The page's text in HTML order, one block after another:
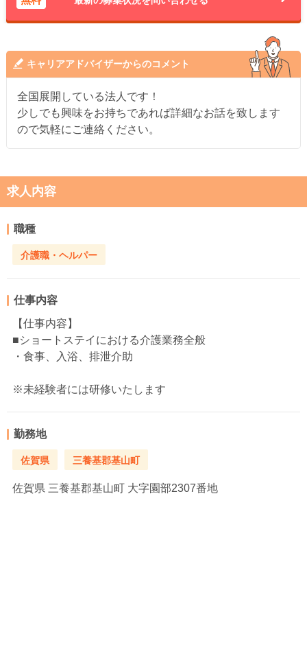
キャリアアドバイザーからのコメント
全国展開している法人です！
少しでも興味をお持ちであれば詳細なお話を致します
ので気軽にご連絡ください。
求人内容
職種
介護職・ヘルパー
仕事内容
【仕事内容】
■ショートステイにおける介護業務全般
・食事、入浴、排泄介助
※未経験者には研修いたします
勤務地
佐賀県 三養基郡基山町
佐賀県 三養基郡基山町 大字園部2307番地